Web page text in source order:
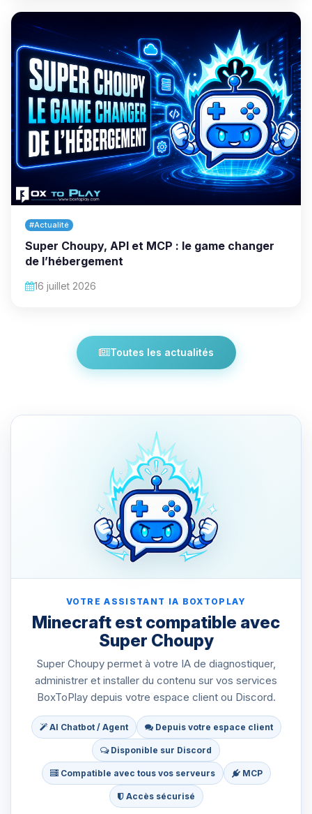
#Actualité
Super Choupy, API et MCP : le game changer
de l’hébergement
16 juillet 2026
Toutes les actualités
VOTRE ASSISTANT IA BOXTOPLAY
Minecraft est compatible avec
Super Choupy
Super Choupy permet à votre IA de diagnostiquer,
administrer et installer du contenu sur vos services
BoxToPlay depuis votre espace client ou Discord.
AI Chatbot / Agent Depuis votre espace client
Disponible sur Discord
Compatible avec tous vos serveurs MCP
Accès sécurisé